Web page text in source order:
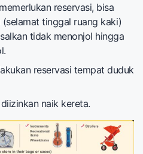
reservasi, bisa
tinggal ruang kaki)
tidak menonjol hingga
reservasi tempat duduk
naik kereta.